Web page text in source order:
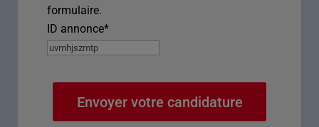
formulaire.
ID annonce*